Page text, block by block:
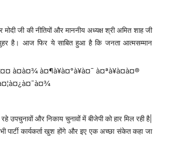
जी की नीतियों और माननीय अध्यक्ष श्री अमित शाह जी
मुहर है। आज फिर ये साबित हुआ है कि जनता आत्मसम्मान
और निकाय चुनावों में बीजेपी को हार मिल रही है|
कार्यकर्ता खुश होंगे और इए एक अच्छा संकेत कहा जा